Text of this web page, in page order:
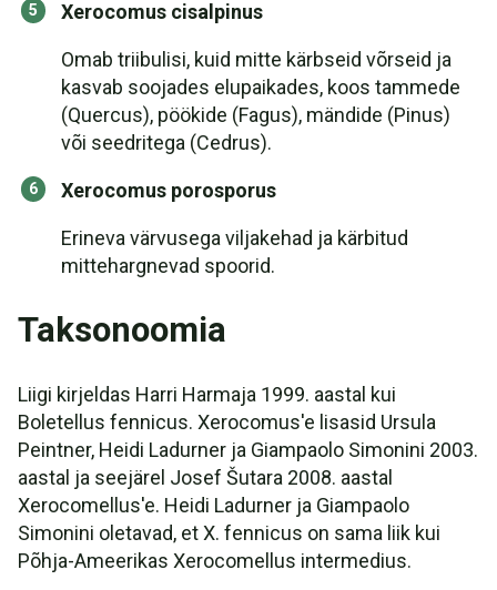
Xerocomus cisalpinus
Omab triibulisi, kuid mitte kärbseid võrseid ja
kasvab soojades elupaikades, koos tammede
(Quercus), pöökide (Fagus), mändide (Pinus)
või seedritega (Cedrus).
Xerocomus porosporus
Erineva värvusega viljakehad ja kärbitud
mittehargnevad spoorid.
Taksonoomia
Liigi kirjeldas Harri Harmaja 1999. aastal kui
Boletellus fennicus. Xerocomus'e lisasid Ursula
Peintner, Heidi Ladurner ja Giampaolo Simonini 2003.
aastal ja seejärel Josef Šutara 2008. aastal
Xerocomellus'e. Heidi Ladurner ja Giampaolo
Simonini oletavad, et X. fennicus on sama liik kui
Põhja-Ameerikas Xerocomellus intermedius.